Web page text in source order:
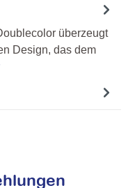
überzeugt
Design, das dem